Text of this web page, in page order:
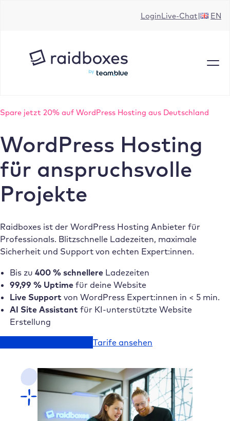
LoginLive-Chat EN
Spare jetzt 20% auf WordPress Hosting aus Deutschland
WordPress Hosting
für anspruchsvolle
Projekte
Raidboxes ist der WordPress Hosting Anbieter für
Professionals. Blitzschnelle Ladezeiten, maximale
Sicherheit und Support von echten Expert:innen.
Bis zu 400 % schnellereLadezeiten
99,99 % Uptimefür deine Website
Live Support von WordPress Expert:innen in < 5 min.
AI Site Assistant für KI-unterstützte Website
Erstellung
Tarife ansehen